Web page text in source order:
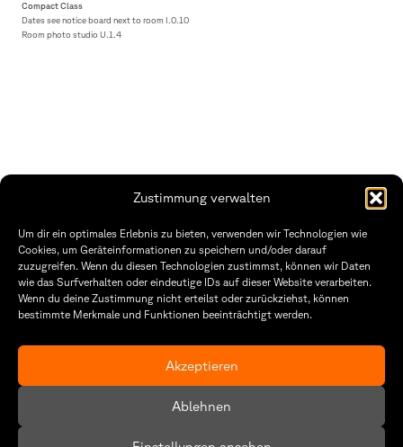
Zustimmung verwalten
Um dir ein optimales Erlebnis zu bieten, verwenden wir Technologien wie
Cookies, um Geräteinformationen zu speichern und/oder darauf
zuzugreifen. Wenn du diesen Technologien zustimmst, können wir Daten
wie das Surfverhalten oder eindeutige IDs auf dieser Website verarbeiten.
Wenn du deine Zustimmung nicht erteilst oder zurückziehst, können
bestimmte Merkmale und Funktionen beeinträchtigt werden.
Akzeptieren
Ablehnen
Compact Class
Dates see notice board next to room I.0.10
Room photo studio U.1.4
THWS | Fakultät Gestaltung Würzburg
Technische Hochschule
Würzburg-Schweinfurt
Sanderheinrichsleitenweg 20
tel: +49 931 35 11 93 02
Öffnungszeiten Dekanat
Montag – Freitag
8:30 – 12:00
8:30 – 15:30
Datenschutzerklärung